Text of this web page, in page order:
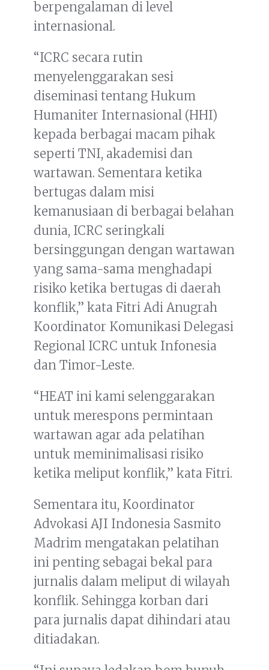
berpengalaman di level
internasional.
“ICRC secara rutin
menyelenggarakan sesi
diseminasi tentang Hukum
Humaniter Internasional (HHI)
kepada berbagai macam pihak
seperti TNI, akademisi dan
wartawan. Sementara ketika
bertugas dalam misi
kemanusiaan di berbagai belahan
dunia, ICRC seringkali
bersinggungan dengan wartawan
yang sama-sama menghadapi
risiko ketika bertugas di daerah
konflik,” kata Fitri Adi Anugrah
Koordinator Komunikasi Delegasi
Regional ICRC untuk Infonesia
dan Timor-Leste.
“HEAT ini kami selenggarakan
untuk merespons permintaan
wartawan agar ada pelatihan
untuk meminimalisasi risiko
ketika meliput konflik,” kata Fitri.
Sementara itu, Koordinator
Advokasi AJI Indonesia Sasmito
Madrim mengatakan pelatihan
ini penting sebagai bekal para
jurnalis dalam meliput di wilayah
konflik. Sehingga korban dari
para jurnalis dapat dihindari atau
ditiadakan.